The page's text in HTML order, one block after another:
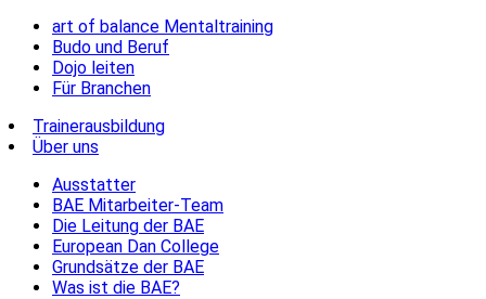
art of balance Mentaltraining
Budo und Beruf
Dojo leiten
Für Branchen
Trainerausbildung
Über uns
Ausstatter
BAE Mitarbeiter-Team
Die Leitung der BAE
European Dan College
Grundsätze der BAE
Was ist die BAE?